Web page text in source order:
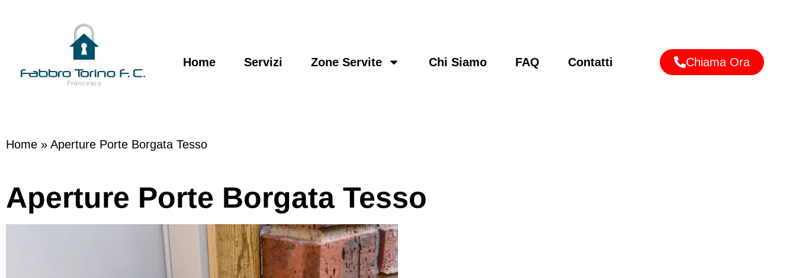
Home Servizi Zone Servite Chi Siamo FAQ Contatti Chiama Ora
Home » Aperture Porte Borgata Tesso
Aperture Porte Borgata Tesso